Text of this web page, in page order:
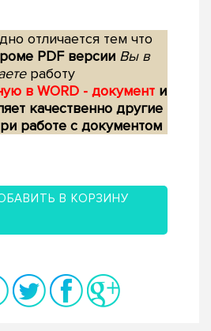
отличается тем что
PDF версии Вы в
работу
в WORD - документ и
качественно другие
работе с документом
В КОРЗИНУ